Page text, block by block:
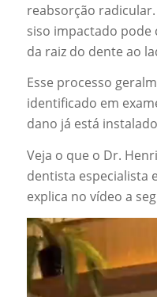
reabsorção
siso impactado pode
da raiz do dente ao
Esse processo
identificado em
dano já está
Veja o que o Dr.
dentista especialista
explica no vídeo a